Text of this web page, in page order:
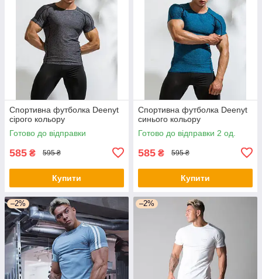
Спортивна футболка Deenyt
сірого кольору
Готово до відправки
585 ₴ 595 ₴
Купити
Спортивна футболка Deenyt
синього кольору
Готово до відправки 2 од.
585 ₴ 595 ₴
Купити
–2% –2%